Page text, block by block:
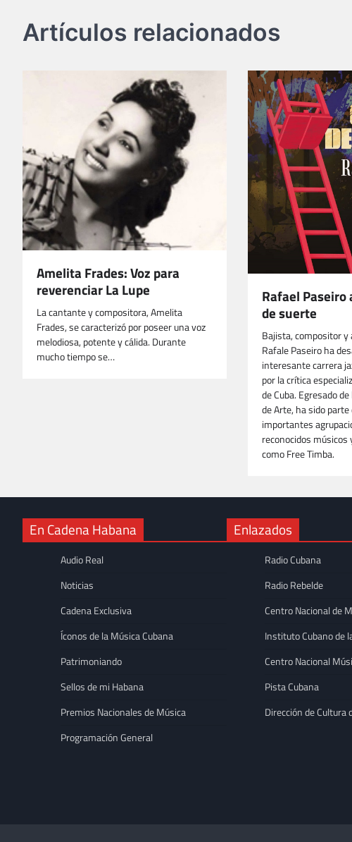
entradas
Artículos relacionados
Amelita Frades: Voz para
reverenciar La Lupe
La cantante y compositora, Amelita
Frades, se caracterizó por poseer una voz
melodiosa, potente y cálida. Durante
mucho tiempo se…
Rafael Paseiro
de suerte
Bajista, compositor
Rafale Paseiro ha
interesante carrera
por la crítica
de Cuba. Egresado
de Arte, ha sido
importantes
reconocidos
como Free Timba.
En Cadena Habana
Audio Real
Noticias
Cadena Exclusiva
Íconos de la Música Cubana
Patrimoniando
Sellos de mi Habana
Premios Nacionales de Música
Programación General
Enlazados
Radio Cubana
Radio Rebelde
Centro Nacional de
Instituto Cubano de
Centro Nacional
Pista Cubana
Dirección de Cultura